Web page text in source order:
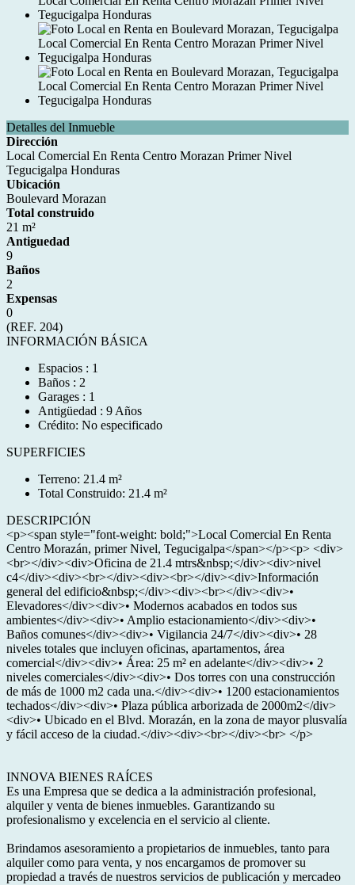
Detalles del Inmueble
Dirección
Local Comercial En Renta Centro Morazan Primer Nivel
Tegucigalpa Honduras
Ubicación
Boulevard Morazan
Total construido
21 m²
Antiguedad
9
Baños
2
Expensas
0
(REF. 204)
INFORMACIÓN BÁSICA
Espacios : 1
Baños : 2
Garages : 1
Antigüedad : 9 Años
Crédito: No especificado
SUPERFICIES
Terreno: 21.4 m²
Total Construido: 21.4 m²
DESCRIPCIÓN
<p><span style="font-weight: bold;">Local Comercial En Renta
Centro Morazán, primer Nivel, Tegucigalpa</span></p><p> <div>
<br></div><div>Oficina de 21.4 mtrs&nbsp;</div><div>nivel
c4</div><div><br></div><div><br></div><div>Información
general del edificio&nbsp;</div><div><br></div><div>•
Elevadores</div><div>• Modernos acabados en todos sus
ambientes</div><div>• Amplio estacionamiento</div><div>•
Baños comunes</div><div>• Vigilancia 24/7</div><div>• 28
niveles totales que incluyen oficinas, apartamentos, área
comercial</div><div>• Área: 25 m² en adelante</div><div>• 2
niveles comerciales</div><div>• Dos torres con una construcción
de más de 1000 m2 cada una.</div><div>• 1200 estacionamientos
techados</div><div>• Plaza pública arborizada de 2000m2</div>
<div>• Ubicado en el Blvd. Morazán, en la zona de mayor plusvalía
y fácil acceso de la ciudad.</div><div><br></div><br> </p>
INNOVA BIENES RAÍCES
Es una Empresa que se dedica a la administración profesional,
alquiler y venta de bienes inmuebles. Garantizando su
profesionalismo y excelencia en el servicio al cliente.
Brindamos asesoramiento a propietarios de inmuebles, tanto para
alquiler como para venta, y nos encargamos de promover su
propiedad a través de nuestros servicios de publicación y mercadeo